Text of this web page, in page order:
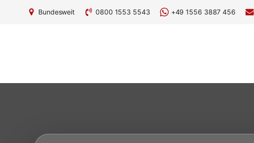
Bundesweit 0800 1553 5543 +49 1556 3887 456